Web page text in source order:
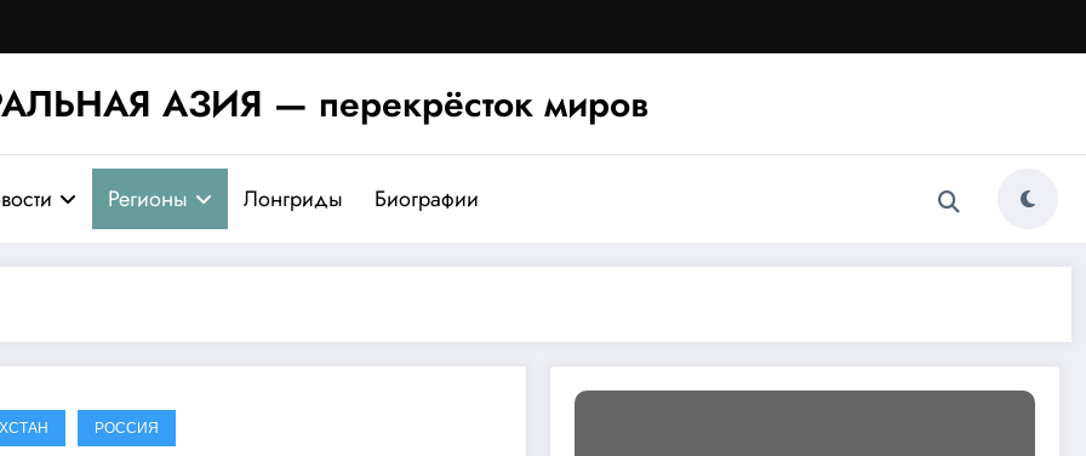
АЗИЯ — перекрёсток миров
Регионы Лонгриды Биографии
РОССИЯ